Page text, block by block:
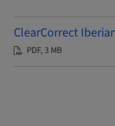
ClearCorrect
PDF, 3 MB